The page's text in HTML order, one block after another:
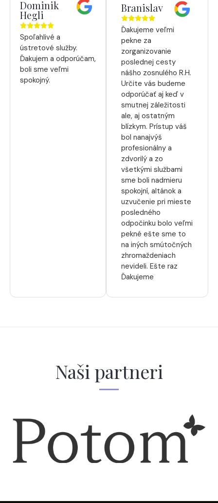
Dominik
Hegli
Spoľahlivé a
ústretové služby.
Ďakujem a odporúčam,
boli sme veľmi
spokojný.
Branislav
Ďakujeme veľmi
pekne za
zorganizovanie
poslednej cesty
nášho zosnulého R.H.
Určite vás budeme
odporúčať aj keď v
smutnej záležitosti
ale, aj ostatným
blízkym. Prístup váš
bol nanajvýš
profesionálny a
zdvorilý a zo
všetkými službami
sme boli nadmieru
spokojní, altánok a
uzvučenie pri mieste
posledného
odpočinku bolo veľmi
pekné ešte sme to
na iných smútočných
zhromaždeniach
nevideli. Ešte raz
Ďakujeme
Naši partneri